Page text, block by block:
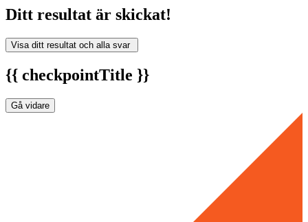
Ditt resultat är skickat!
Visa ditt resultat och alla svar
{{ checkpointTitle }}
Gå vidare